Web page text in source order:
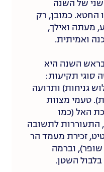
של השנה
החטא. כמובן, רק
מעתה ואילך,
ואמיתית.
בראש השנה היא
סוגי תקיעות:
גניחות) ותרועה
טעמי מצוות
האל (כמו
התעוררות לתשובה
זכירת מעמד הר
שופר), וברמה
השטן.